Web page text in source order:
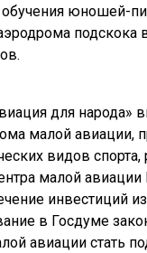
юношей-
подскока
для народа»
малой авиации,
видов спорта,
малой авиации
инвестиций
в Госдуме
авиации стать